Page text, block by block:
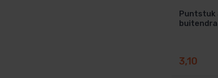
Puntstuk
3,10